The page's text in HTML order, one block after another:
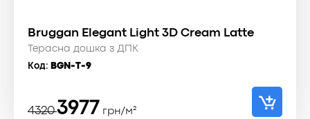
Bruggan Elegant Light 3D Cream Latte
Терасна дошка з ДПК
Код: BGN-T-9
4320
Оригінальна
3977
Поточнагрн/м²